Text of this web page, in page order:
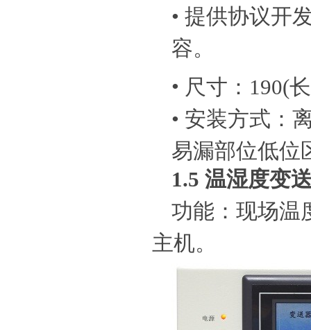
• 提供协议开
容。
• 尺寸：190(
• 安装方式：
易漏部位低位
1.5 温湿度变
功能：现场温
主机。